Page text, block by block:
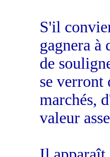
S'il
gagnera à
de
se verront
marchés,
valeur